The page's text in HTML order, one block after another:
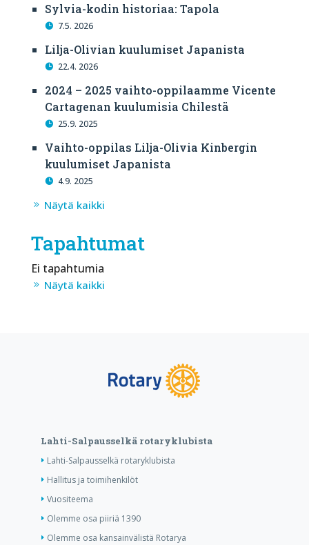
Sylvia-kodin historiaa: Tapola
7.5. 2026
Lilja-Olivian kuulumiset Japanista
22.4. 2026
2024 – 2025 vaihto-oppilaamme Vicente
Cartagenan kuulumisia Chilestä
25.9. 2025
Vaihto-oppilas Lilja-Olivia Kinbergin
kuulumiset Japanista
4.9. 2025
Näytä kaikki
Tapahtumat
Ei tapahtumia
Näytä kaikki
Lahti-Salpausselkä rotaryklubista
Lahti-Salpausselkä rotaryklubista
Hallitus ja toimihenkilöt
Vuositeema
Olemme osa piiriä 1390
Olemme osa kansainvälistä Rotarya